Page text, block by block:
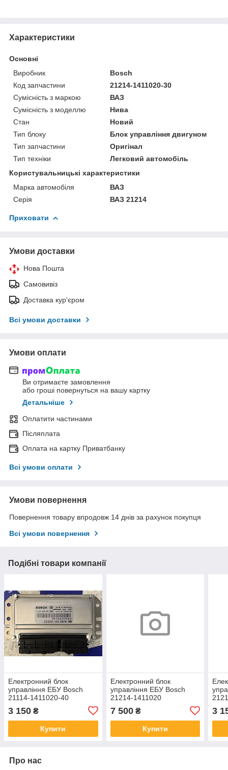
Характеристики
Основні
Виробник
Bosch
Код запчастини
21214-1411020-30
Сумісність з маркою
ВАЗ
Сумісність з моделлю
Нива
Стан
Новий
Тип блоку
Блок управління двигуном
Тип запчастини
Оригінал
Тип техніки
Легковий автомобіль
Користувальницькі характеристики
Марка автомобіля
ВАЗ
Серія
ВАЗ 21214
Приховати
Умови доставки
Нова Пошта
Самовивіз
Доставка кур'єром
Всі умови доставки
Умови оплати
Ви отримаєте замовлення
або гроші повернуться на вашу картку
Детальніше
Оплатити частинами
Післяплата
Оплата на картку Приватбанку
Всі умови оплати
Умови повернення
Повернення товару впродовж 14 днів за рахунок покупця
Всі умови повернення
Подібні товари компанії
Електронний блок
управління ЕБУ Bosch
21114-1411020-40
3 150 ₴
Купити
Електронний блок
управління ЕБУ Bosch
21214-1411020
7 500₴
Купити
3
Про нас